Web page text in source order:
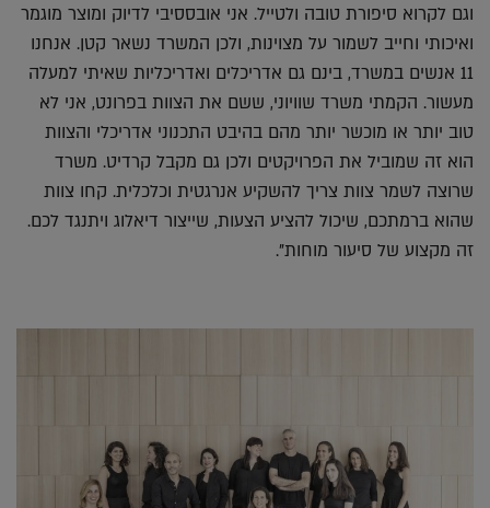
וגם לקרוא סיפורת טובה ולטייל. אני אובססיבי לדיוק ומוצר מוגמר
ואיכותי וחייב לשמור על מצוינות, ולכן המשרד נשאר קטן. אנחנו
11 אנשים במשרד, בינם גם אדריכלים ואדריכליות שאיתי למעלה
מעשור. הקמתי משרד שוויוני, ששם את הצוות בפרונט, אני לא
טוב יותר או מוכשר יותר מהם בהיבט התכנוני אדריכלי והצוות
הוא זה שמוביל את הפרויקטים ולכן גם מקבל קרדיט. משרד
שרוצה לשמר צוות צריך להשקיע אנרגטית וכלכלית. קחו צוות
שהוא ברמתכם, שיכול להציע הצעות, שייצור דיאלוג ויתנגד לכם.
זה מקצוע של סיעור מוחות".